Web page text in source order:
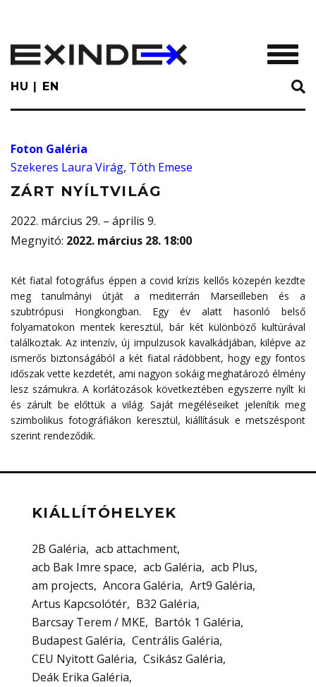
main
content
HU EN
Foton Galéria
Szekeres Laura Virág, Tóth Emese
ZÁRT NYÍLTVILÁG
2022. március 29. – április 9.
Megnyitó: 2022. március 28. 18:00
Két fiatal fotográfus éppen a covid krízis kellős közepén kezdte
meg tanulmányi útját a mediterrán Marseilleben és a
szubtrópusi Hongkongban. Egy év alatt hasonló belső
folyamatokon mentek keresztül, bár két különböző kultúrával
találkoztak. Az intenzív, új impulzusok kavalkádjában, kilépve az
ismerős biztonságából a két fiatal rádöbbent, hogy egy fontos
időszak vette kezdetét, ami nagyon sokáig meghatározó élmény
lesz számukra. A korlátozások következtében egyszerre nyílt ki
és zárult be előttük a világ. Saját megéléseiket jelenítik meg
szimbolikus fotográfiákon keresztül, kiállításuk e metszéspont
szerint rendeződik.
KIÁLLÍTÓHELYEK
2B Galéria
acb attachment
acb Bak Imre space
acb Galéria
acb Plus
am projects
Ancora Galéria
Art9 Galéria
Artus Kapcsolótér
B32 Galéria
Barcsay Terem / MKE
Bartók 1 Galéria
Budapest Galéria
Centrális Galéria
CEU Nyitott Galéria
Csikász Galéria
Deák Erika Galéria